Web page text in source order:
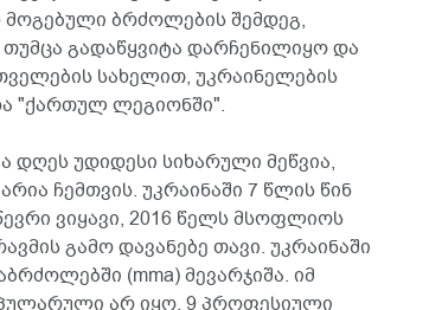
ბრძოლების შემდეგ,
გადაწყვიტა დარჩენილიყო და
სახელით, უკრაინელების
"ქართულ ლეგიონში".
დღეს უდიდესი სიხარული მეწვია,
ჩემთვის. უკრაინაში 7 წლის წინ
ვიყავი, 2016 წელს მსოფლიოს
გამო დავანებე თავი. უკრაინაში
(mma) მევარჯიშა. იმ
არ იყო. 9 პროფესიული